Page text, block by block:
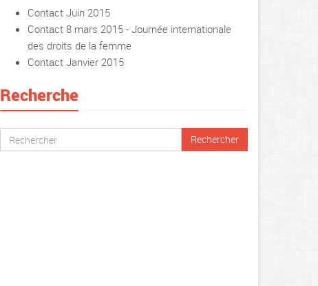
Contact Juin 2015
Contact 8 mars 2015 - Journée internationale
des droits de la femme
Contact Janvier 2015
Recherche